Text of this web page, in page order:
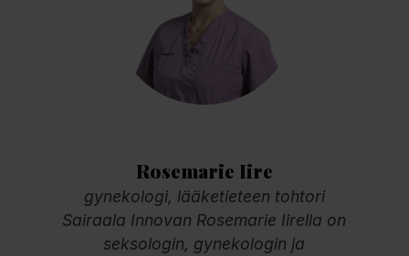
Rosemarie Iire
gynekologi, lääketieteen tohtori
Sairaala Innovan Rosemarie Iirella on
seksologin, gynekologin ja